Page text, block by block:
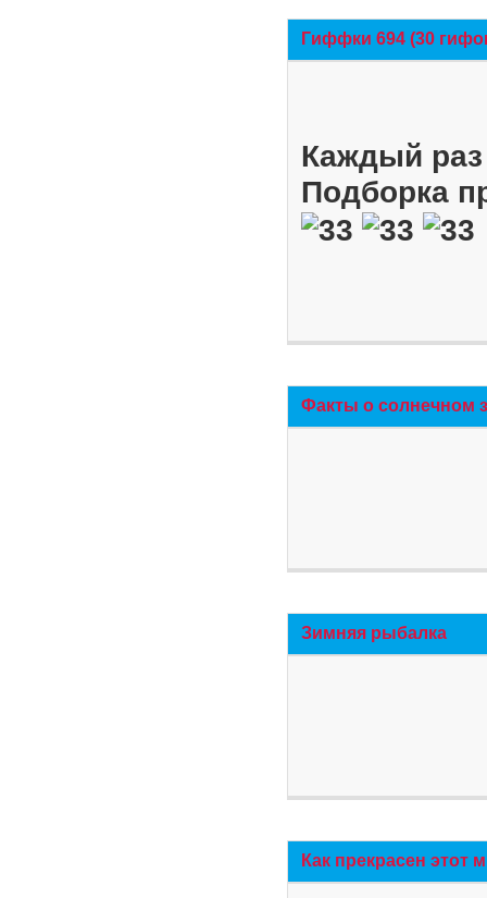
Гиффки 694 (30
Каждый
Подборка
Факты о солнечном
Зимняя рыбалка
Как прекрасен этот